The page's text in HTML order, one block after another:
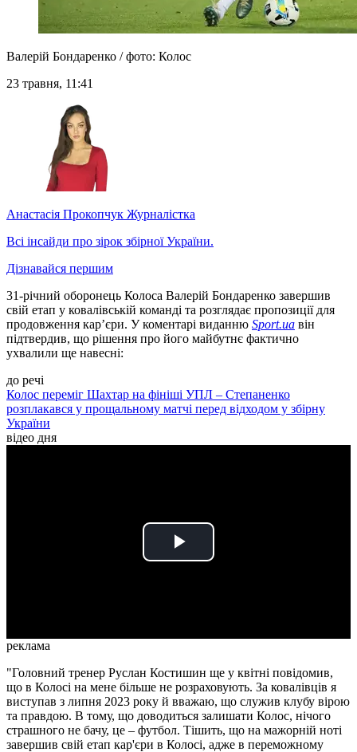
Валерій Бондаренко / фото: Колос
23 травня, 11:41
Анастасія Прокопчук Журналістка
Всі інсайди про зірок збірної України.
Дізнавайся першим
31-річний оборонець Колоса Валерій Бондаренко завершив
свій етап у ковалівській команді та розглядає пропозиції для
продовження кар’єри. У коментарі виданню Sport.ua він
підтвердив, що рішення про його майбутнє фактично
ухвалили ще навесні:
до речі
Колос переміг Шахтар на фініші УПЛ – Степаненко
розплакався у прощальному матчі перед відходом у збірну
України
відео дня
Play
реклама
"Головний тренер Руслан Костишин ще у квітні повідомив,
що в Колосі на мене більше не розраховують. За ковалівців я
виступав з липня 2023 року й вважаю, що служив клубу вірою
та правдою. В тому, що доводиться залишати Колос, нічого
страшного не бачу, це – футбол. Тішить, що на мажорній ноті
завершив свій етап кар'єри в Колосі, адже в переможному